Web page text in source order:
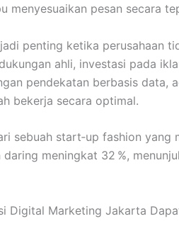
menyesuaikan pesan secara
penting ketika perusahaan
ahli, investasi pada
pendekatan berbasis data,
bekerja secara optimal.
sebuah start‑up fashion
daring meningkat 32 %,
Digital Marketing Jakarta